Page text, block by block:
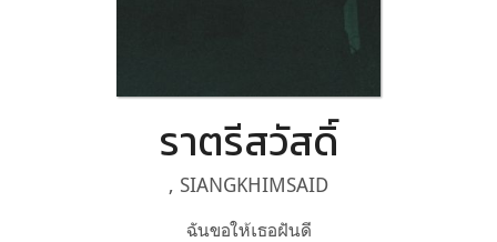
ราตรีสวัสดิ์
, SIANGKHIMSAID
ฉันขอให้เธอฝันดี